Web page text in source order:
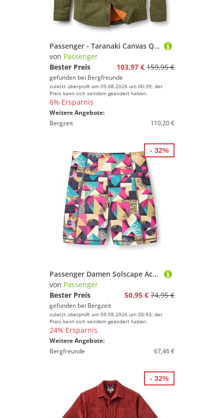
Spaß und Erfolg mit Deinem Sport.
Passenger - Taranaki Canvas Quilted Overshirt - Hemd Gr M oliv
von Passenger
Bester Preis
103,97 € 159,95 €
gefunden bei Bergfreunde
zuletzt überprüft am 09.08.2026 um 00:39; der
Preis kann sich seitdem geändert haben.
6% Ersparnis
Weitere Angebote:
Bergzeit
110,20 €
Passenger Damen Solscape Active Shorts
von Passenger
Bester Preis
50,95 € 74,95 €
gefunden bei Bergzeit
zuletzt überprüft am 09.08.2026 um 00:43; der
Preis kann sich seitdem geändert haben.
24% Ersparnis
Weitere Angebote:
Bergfreunde
67,46 €
- 32%
- 32%